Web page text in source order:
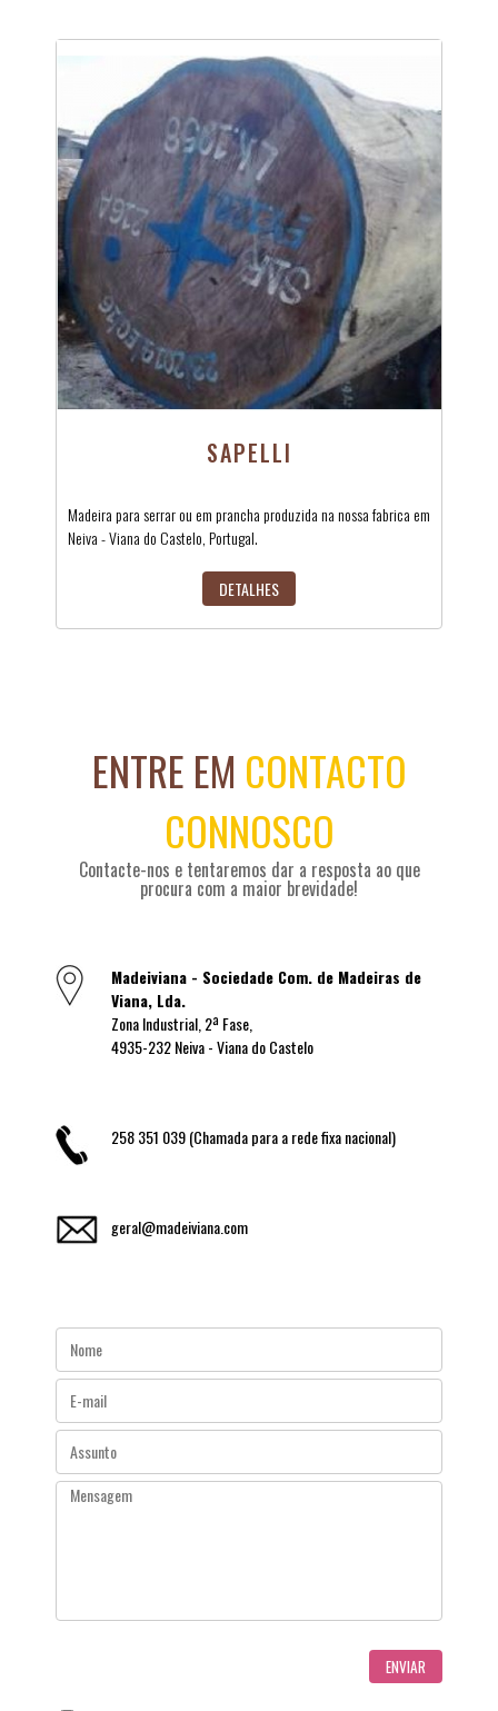
SAPELLI
Madeira para serrar ou em prancha produzida na nossa fabrica em
Neiva - Viana do Castelo, Portugal.
DETALHES
ENTRE EM CONTACTO
CONNOSCO
Contacte-nos e tentaremos dar a resposta ao que
procura com a maior brevidade!
Madeiviana - Sociedade Com. de Madeiras de
Viana, Lda.
Zona Industrial, 2ª Fase,
4935-232 Neiva - Viana do Castelo
258 351 039 (Chamada para a rede fixa nacional)
geral@madeiviana.com